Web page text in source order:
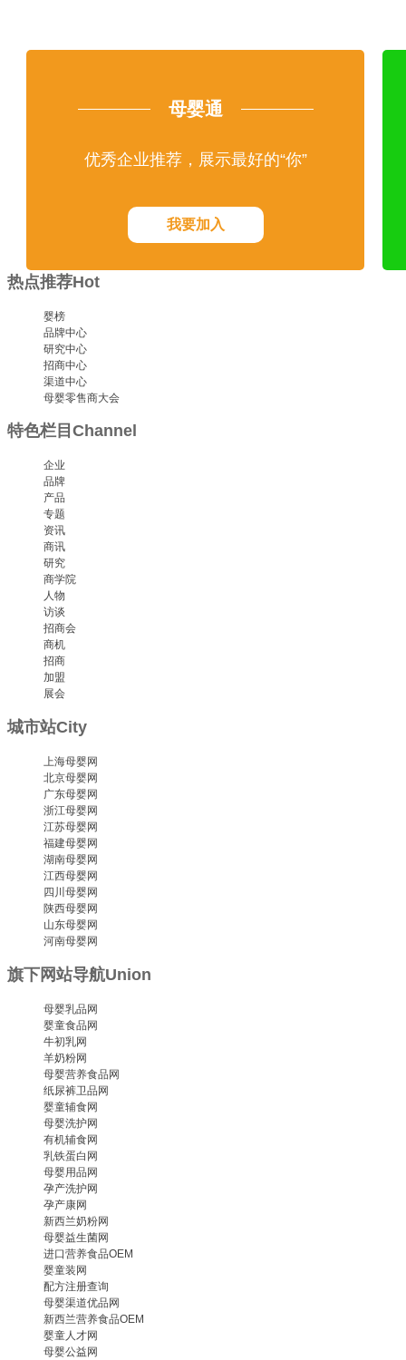
母婴通
优秀企业推荐，展示最好的“你”
我要加入
热点推荐Hot
婴榜
品牌中心
研究中心
招商中心
渠道中心
母婴零售商大会
特色栏目 Channel
企业
品牌
产品
专题
资讯
商讯
研究
商学院
人物
访谈
招商会
商机
招商
加盟
展会
城市站City
上海母婴网
北京母婴网
广东母婴网
浙江母婴网
江苏母婴网
福建母婴网
湖南母婴网
江西母婴网
四川母婴网
陕西母婴网
山东母婴网
河南母婴网
旗下网站导航Union
母婴乳品网
婴童食品网
牛初乳网
羊奶粉网
母婴营养食品网
纸尿裤卫品网
婴童辅食网
母婴洗护网
有机辅食网
乳铁蛋白网
母婴用品网
孕产洗护网
孕产康网
新西兰奶粉网
母婴益生菌网
进口营养食品OEM
婴童装网
配方注册查询
母婴渠道优品网
新西兰营养食品OEM
婴童人才网
母婴公益网